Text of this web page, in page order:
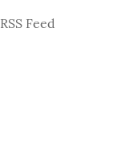
RSS Feed